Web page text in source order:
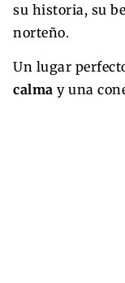
su historia, su
norteño.
Un lugar
calma y una